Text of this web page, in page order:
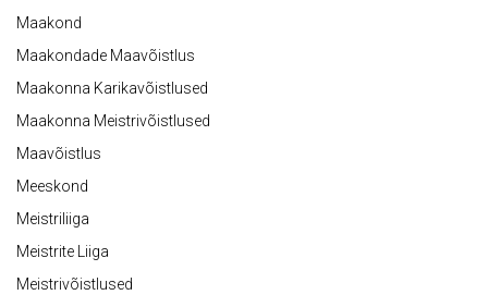
Maakond
Maakondade Maavõistlus
Maakonna Karikavõistlused
Maakonna Meistrivõistlused
Maavõistlus
Meeskond
Meistriliiga
Meistrite Liiga
Meistrivõistlused